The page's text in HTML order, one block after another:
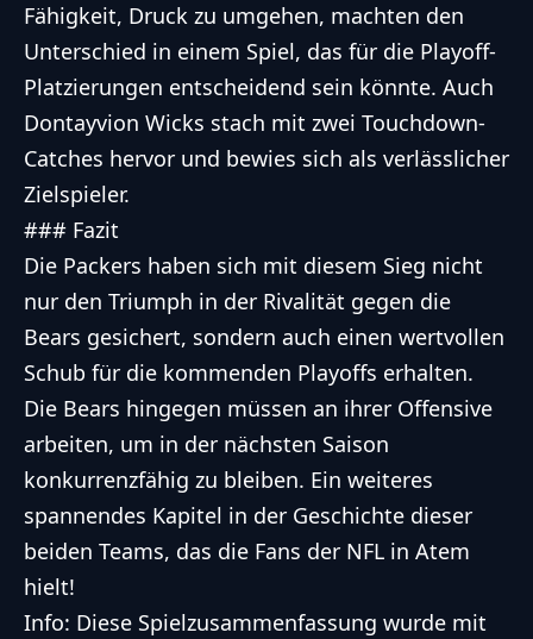
Fähigkeit, Druck zu umgehen, machten den
Unterschied in einem Spiel, das für die Playoff-
Platzierungen entscheidend sein könnte. Auch
Dontayvion Wicks stach mit zwei Touchdown-
Catches hervor und bewies sich als verlässlicher
Zielspieler.
### Fazit
Die Packers haben sich mit diesem Sieg nicht
nur den Triumph in der Rivalität gegen die
Bears gesichert, sondern auch einen wertvollen
Schub für die kommenden Playoffs erhalten.
Die Bears hingegen müssen an ihrer Offensive
arbeiten, um in der nächsten Saison
konkurrenzfähig zu bleiben. Ein weiteres
spannendes Kapitel in der Geschichte dieser
beiden Teams, das die Fans der NFL in Atem
hielt!
Info: Diese Spielzusammenfassung wurde mit